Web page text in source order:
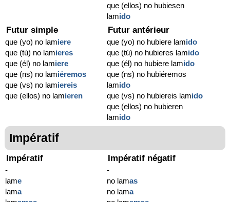
que (ellos) no hubiesen
lamido
Futur simple
que (yo) no lamiere
que (tú) no lamieres
que (él) no lamiere
que (ns) no lamiéremos
que (vs) no lamiereis
que (ellos) no lamieren
Futur antérieur
que (yo) no hubiere lamido
que (tú) no hubieres lamido
que (él) no hubiere lamido
que (ns) no hubiéremos
lamido
que (vs) no hubiereis lamido
que (ellos) no hubieren
lamido
Impératif
Impératif
-
lame
lama
Impératif négatif
-
no lamas
no lama